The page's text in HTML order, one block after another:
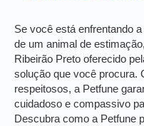
Se você está enfrentando
de um animal de
Ribeirão Preto oferecido
solução que você procura.
respeitosos, a Petfune
cuidadoso e compassivo
Descubra como a Petfune